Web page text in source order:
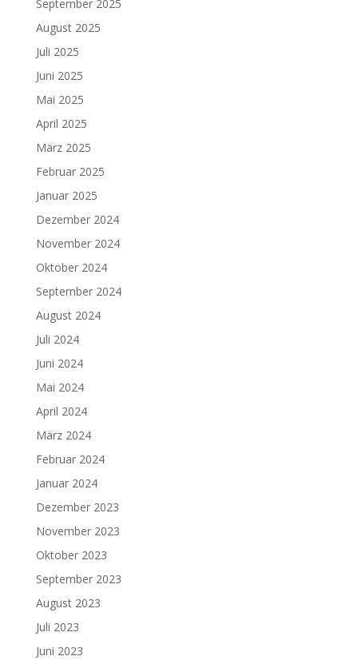
September 2025
August 2025
Juli 2025
Juni 2025
Mai 2025
April 2025
März 2025
Februar 2025
Januar 2025
Dezember 2024
November 2024
Oktober 2024
September 2024
August 2024
Juli 2024
Juni 2024
Mai 2024
April 2024
März 2024
Februar 2024
Januar 2024
Dezember 2023
November 2023
Oktober 2023
September 2023
August 2023
Juli 2023
Juni 2023